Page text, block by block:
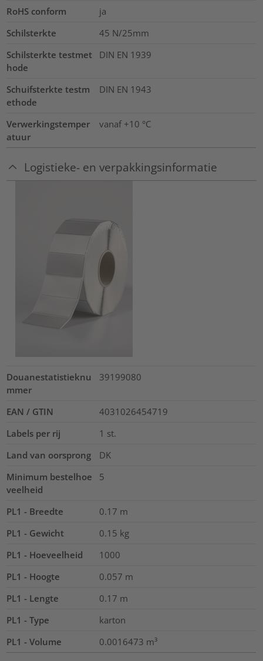
RoHS conform
ja
Schilsterkte
45 N/25mm
Schilsterkte testmet
hode
DIN EN 1939
Schuifsterkte testm
ethode
DIN EN 1943
Verwerkingstemper
atuur
vanaf +10 °C
Logistieke- en verpakkingsinformatie
Douanestatistieknu
mmer
39199080
EAN / GTIN
4031026454719
Labels per rij
1 st.
Land van oorsprong
DK
Minimum bestelhoe
veelheid
5
PL1 - Breedte 0.17 m
PL1 - Gewicht
0.15 kg
PL1 - Hoeveelheid
1000
PL1 - Hoogte
0.057 m
PL1 - Lengte
0.17 m
PL1 - Type
karton
PL1 - Volume
0.0016473 m³